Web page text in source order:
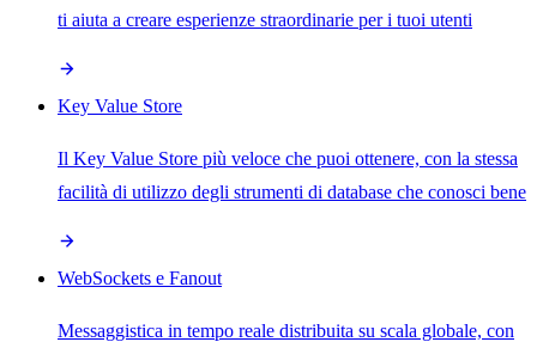
ti aiuta a creare esperienze straordinarie per i tuoi utenti
Key Value Store
Il Key Value Store più veloce che puoi ottenere, con la stessa
facilità di utilizzo degli strumenti di database che conosci bene
WebSockets e Fanout
Messaggistica in tempo reale distribuita su scala globale, con